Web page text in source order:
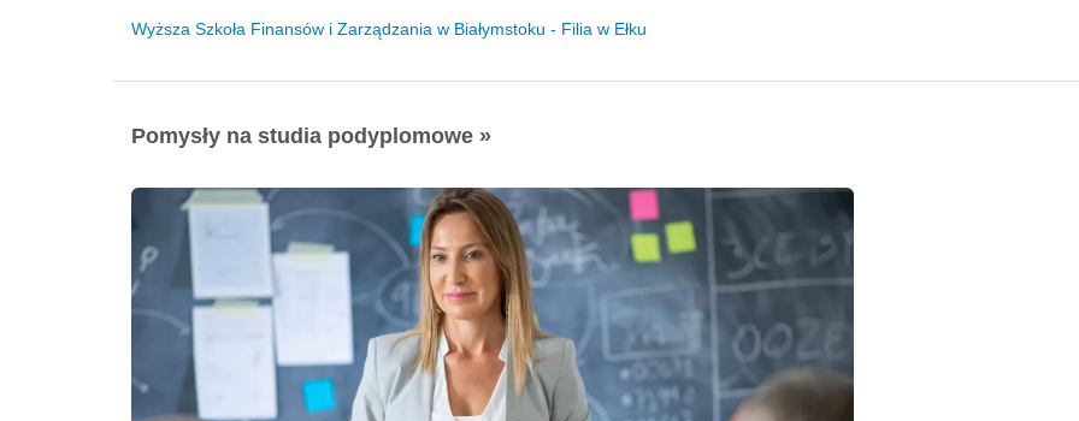
Wyższa Szkoła Finansów i Zarządzania w Białymstoku - Filia w Ełku
Pomysły na studia podyplomowe »